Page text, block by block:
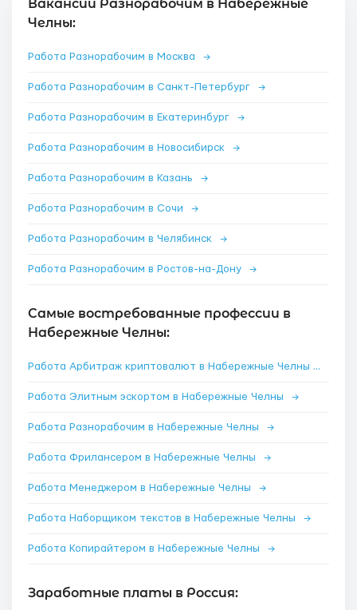
Вакансии Разнорабочим в Набережные
Челны:
Работа Разнорабочим в Москва →
Работа Разнорабочим в Санкт-Петербург →
Работа Разнорабочим в Екатеринбург →
Работа Разнорабочим в Новосибирск →
Работа Разнорабочим в Казань →
Работа Разнорабочим в Сочи →
Работа Разнорабочим в Челябинск →
Работа Разнорабочим в Ростов-на-Дону →
Самые востребованные профессии в
Набережные Челны:
Работа Арбитраж криптовалют в Набережные Челны→
Работа Элитным эскортом в Набережные Челны →
Работа Разнорабочим в Набережные Челны →
Работа Фрилансером в Набережные Челны →
Работа Менеджером в Набережные Челны →
Работа Наборщиком текстов в Набережные Челны →
Работа Копирайтером в Набережные Челны →
Заработные платы в Россия: